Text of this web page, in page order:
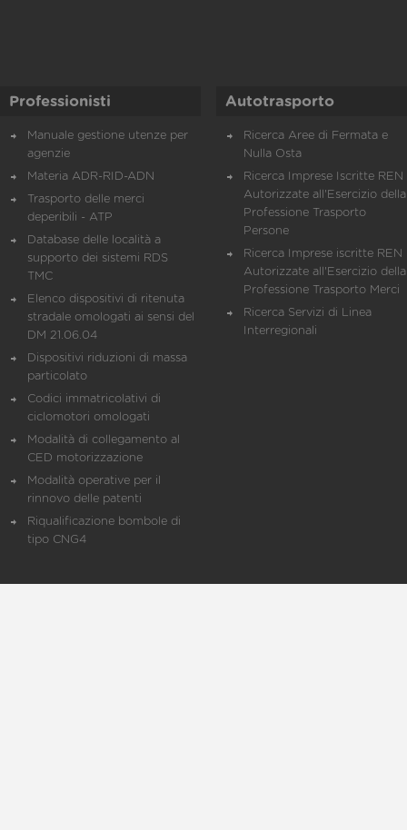
Professionisti
Manuale gestione utenze per
agenzie
Materia ADR-RID-ADN
Trasporto delle merci
deperibili - ATP
Database delle località a
supporto dei sistemi RDS
TMC
Elenco dispositivi di ritenuta
stradale omologati ai sensi del
DM 21.06.04
Dispositivi riduzioni di massa
particolato
Codici immatricolativi di
ciclomotori omologati
Modalità di collegamento al
CED motorizzazione
Modalità operative per il
rinnovo delle patenti
Riqualificazione bombole di
tipo CNG4
Autotrasporto
Ricerca Aree di Fermata e
Nulla Osta
Ricerca Imprese Iscritte REN
Autorizzate all'Esercizio della
Professione Trasporto
Persone
Ricerca Imprese iscritte REN
Autorizzate all'Esercizio della
Professione Trasporto Merci
Ricerca Servizi di Linea
Interregionali